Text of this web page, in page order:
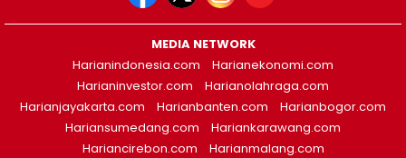
MEDIA NETWORK
Harianindonesia.com
Harianekonomi.com
Harianinvestor.com
Harianolahraga.com
Harianjayakarta.com
Harianbanten.com
Harianbogor.com
Hariansumedang.com
Hariankarawang.com
Hariancirebon.com
Harianmalang.com